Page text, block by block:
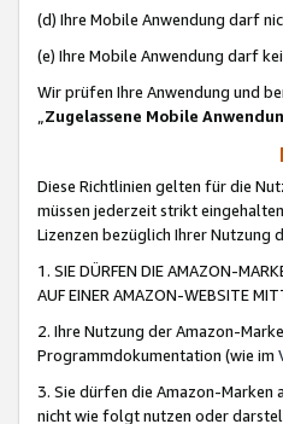
(d) Ihre Mobile Anwendung darf
(e) Ihre Mobile Anwendung darf
Wir prüfen Ihre Anwendung und
„Zugelassene Mobile
Diese Richtlinien gelten für die
müssen jederzeit strikt
Lizenzen bezüglich Ihrer Nutzung
1. SIE DÜRFEN DIE AMAZON-
AUF EINER AMAZON-WEBSITE
2. Ihre Nutzung der Amazon-
Programmdokumentation (wie im
3. Sie dürfen die Amazon-Marken
nicht wie folgt nutzen oder